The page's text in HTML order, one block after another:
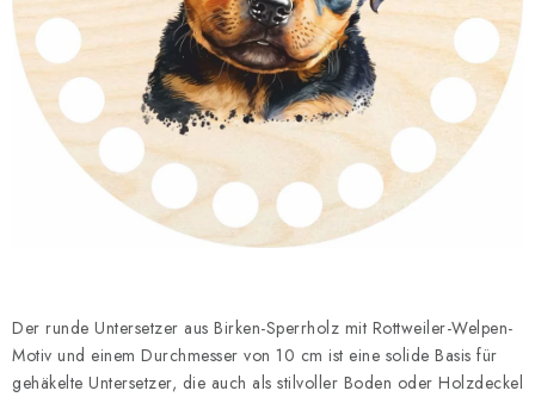
Datenschutzerklärung
Impressum
Der runde Untersetzer aus Birken-Sperrholz mit Rottweiler-Welpen-
Motiv und einem Durchmesser von 10 cm ist eine solide Basis für
gehäkelte Untersetzer, die auch als stilvoller Boden oder Holzdeckel